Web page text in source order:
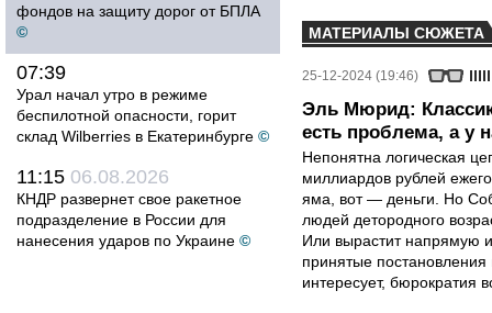
фондов на защиту дорог от БПЛА
©
07:39
Урал начал утро в режиме
беспилотной опасности, горит
склад Wilberries в Екатеринбурге ©
11:15 06.08.2026
КНДР развернет свое ракетное
подразделение в России для
нанесения ударов по Украине ©
МАТЕРИАЛЫ СЮЖЕТА
25-12-2024 (19:46)
Эль Мюрид:
есть проблема, а у
Непонятна логическая
миллиардов рублей
яма, вот — деньги. Но
людей детородного
Или вырастит напрямую
принятые
интересует,